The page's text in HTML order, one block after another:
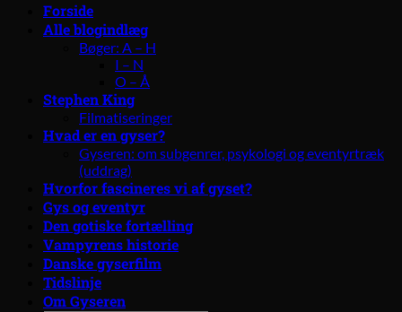
Forside
Alle blogindlæg
Bøger: A – H
I – N
O – Å
Stephen King
Filmatiseringer
Hvad er en gyser?
Gyseren: om subgenrer, psykologi og eventyrtræk
(uddrag)
Hvorfor fascineres vi af gyset?
Gys og eventyr
Den gotiske fortælling
Vampyrens historie
Danske gyserfilm
Tidslinje
Om Gyseren